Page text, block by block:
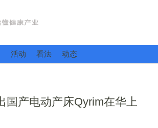
活动 看法 动态
国产电动产床Qyrim在华上